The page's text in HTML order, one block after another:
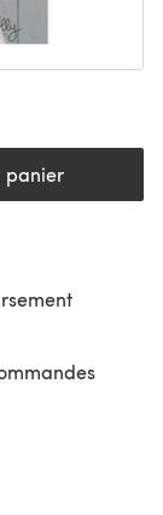
panier